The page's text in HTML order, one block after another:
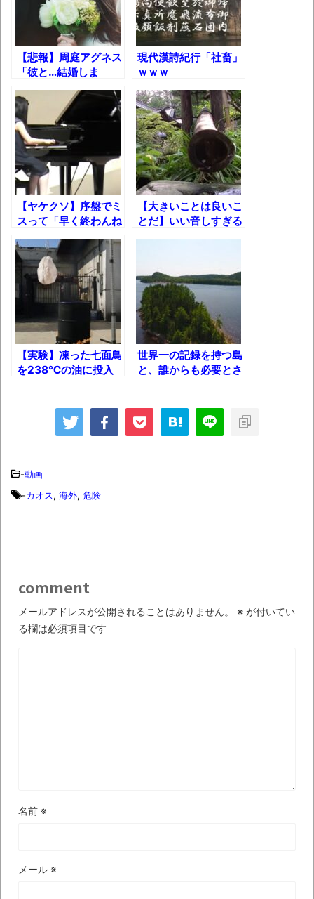
高嶋ちさ子、ダウン症の姉が暴行事件！事
件の一部始終と衝撃の結末
【呆然】北海道旅行ワイ「ウニイクラ丼特
盛で食うぞ！！！うおおおおおおお
お！！！！！」→結
果･････････････････････････････
【動画】カニ、ちょっかい出してきた陰に
ブチギレ
長野県のなめこのデカさが規格外だったｗ
ｗ
新装版「ご冗談でしょう、ファインマンさ
ん（上）（下）」発売
【画像】整形で2400万円超えの美女、水着
グラビアに挑戦
歴ログは10周年ですがnoteに引っ越します
進撃の巨人シーズン7 ファイナルシーズンの
感想
集でほとんど紹介されなかったJリーグ…なら
ば自分たちで紹介だ！
されてきた可能性・・・・・・・・・
オーストラリアの男性飛行家 太平洋横断
屋やお煽り運転など盛りだくさん
「ム、ムリです・・・」メガネ美人ナース
に入院中のオレのオナサポ懇願したら・・・
wwwwwwwwwwww
しい仕事観
【悲報】周庭アグネス
「彼と…結婚しま
す！」ｗｗｗ
現代漢詩紀行「社畜」
ｗｗｗ
【ヤケクソ】序盤でミ
スって「早く終わんね
えかな～」とだけ考え
て弾いた『トルコ行進
曲』ｗｗｗ
【大きいことは良いこ
とだ】いい音しすぎる
「ししおどし」ｗｗｗ
【実験】凍った七面鳥
を238℃の油に投入
世界一の記録を持つ島
と、誰からも必要とさ
-動画
-カオス, 海外, 危険
comment
メールアドレスが公開されることはありません。 ※ が付いてい
る欄は必須項目です
名前 ※
メール ※